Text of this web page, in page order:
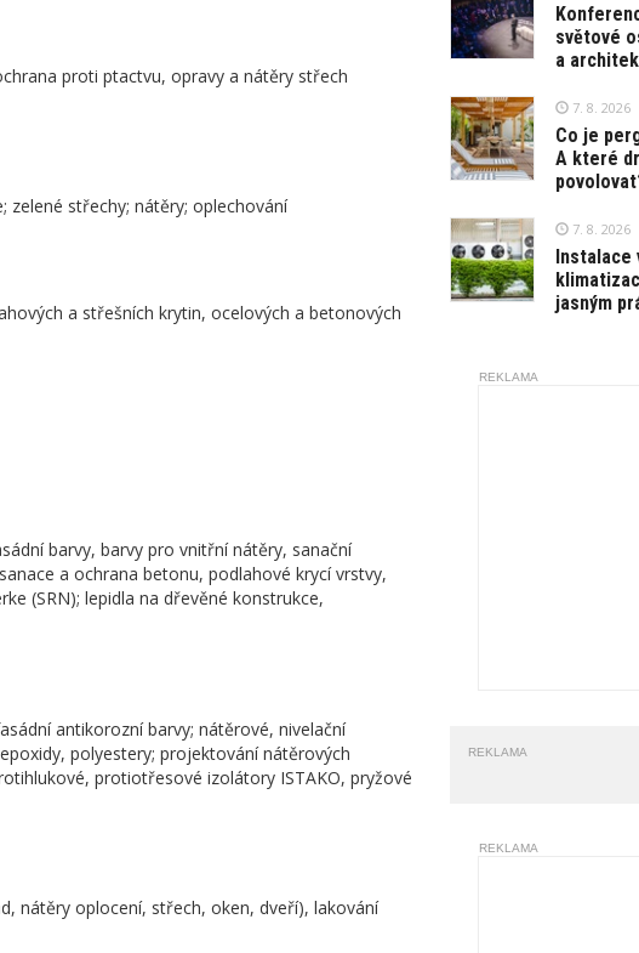
proti ptactvu, opravy a nátěry střech
zelené střechy; nátěry; oplechování
a střešních krytin, ocelových a betonových
barvy, barvy pro vnitřní nátěry, sanační
a ochrana betonu, podlahové krycí vrstvy,
(SRN); lepidla na dřevěné konstrukce,
antikorozní barvy; nátěrové, nivelační
polyestery; projektování nátěrových
protiotřesové izolátory ISTAKO, pryžové
nátěry oplocení, střech, oken, dveří), lakování
světové
a
7. 8. 2026
Co je
A které
7. 8. 2026
Instalace
jasným
REKLAMA
REKLAMA
REKLAMA